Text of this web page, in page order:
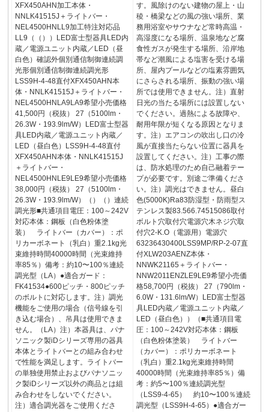
XFX450AHN加工本体・
NNLK41515J＋ライトバー・
NEL4500HNLL9加工特注対応品
LL9（（））LED富士型器具LED内
蔵／電源ユニット内蔵／LED（昼
白色）確認外個別通信制御連続調
光形個別通信制御連続調光形
LSS9H-4-48直付XFX450AHN本
体・NNLK41515J＋ライトバー・
NEL4500HNLA9LA9希望小売価格
41,500円（税抜） 27（5100lm・
26.3W・193.9lm/W）LED富士型器
具LED内蔵／電源ユニット内蔵／
LED（昼白色）LSS9H-4-48直付
XFX450AHN本体・NNLK41515J
＋ライトバー・
NEL4500HNLE9LE9希望小売価格
38,000円（税抜） 27（5100lm・
26.3W・193.9lm/W）（）（）連続
調光形■共通項目電圧：100～242V
対応本体：鋼板（白色粉体塗
装） ライトバー（カバー）：ポ
リカーボネート（乳白）重2.1kg光
束維持時間40000時間（光束維持
率85％）備考：約10〜100％連続
調光型（LA）●適合ガード：
FK41534●600ピッチ・800ピッチ
のボルトに対応します。注）調光
機能をご使用の場合（信号線を引
き込む場合）、吊具は使用できま
せん。（LA）注）本器具は、パナ
ソニック製iDシリーズ専用の器具
本体とライトバーとの組み合わせ
で性能を満足します。ライトバー
の単独使用禁止およびパナソニッ
ク製iDシリーズ以外の商品とは組
み合わせをしないでください。
注）適合調光器をご使用くださ
す。風除けのない建物の屋上・山
稜・橋梁などの風の強い場所、業
務用浴室やサウナなど常時高温・
高湿度になる場所、温泉地など腐
食性ガスが発生する場所、沿岸地
帯など潮風による塩害を受ける場
所、屋内プールなどの塩素雰囲気
にさらされる場所、振動の強い場
所では使用できません。注）直射
日光の当たる場所には設置しない
でください。過熱による故障や、
耐用年限が短くなる原因となりま
す。注）エアコンの吹出し口の冷
風が直接当たらない位置に器具を
設置してください。注）工事の際
は、防水処理のため自己融着テー
プが必要です。別途ご準備くださ
い。注）調光はできません。昼白
色(5000K)Ra83防湿型・防雨型ス
テンレス製83.566.74515086取付
ボルト穴取付穴電源穴木ネジ穴取
付穴2-K.O（電源用）電源穴
63236430400LSS9MP/RP-2-07直
付XLW203AENZ本体・
NNWK21165＋ライトバー・
NNW2011ENZLE9LE9希望小売価
格58,700円（税抜） 27（790lm・
6.0W・131.6lm/W）LED富士型器
具LED内蔵／電源ユニット内蔵／
LED（昼白色））（■共通項目電
圧：100～242V対応本体：鋼板
（白色粉体塗装） ライトバー
（カバー）：ポリカーボネート
（乳白）重2.1kg光束維持時間
40000時間（光束維持率85％）備
考：約5〜100％連続調光型
（LSS9-4-65） 約10〜100％連続
調光型（LSS9H-4-65）●適合ガー